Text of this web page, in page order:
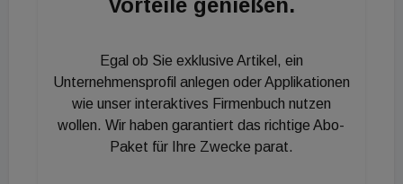
Geschäftsfeld werden. Das Potenzial sei jedenfalls
Gebäudebetreiber bis zu 25.000 Euro jährlich für die
Wartung der Gebäudeleittechnik zahlen, ohne dass
genau definiert sei, wofür dieser Betrag eigentlich
anfällt, wie Schenk vermutet.
Vorteile genießen.
Egal ob Sie exklusive Artikel, ein
Unternehmensprofil anlegen oder Applikationen
wie unser interaktives Firmenbuch nutzen
wollen. Wir haben garantiert das richtige Abo-
Paket für Ihre Zwecke parat.